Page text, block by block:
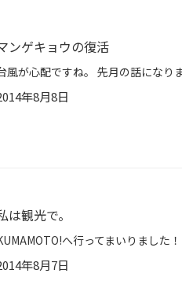
ンゲキョウの復活
年8月8日
は観光で。
年8月7日